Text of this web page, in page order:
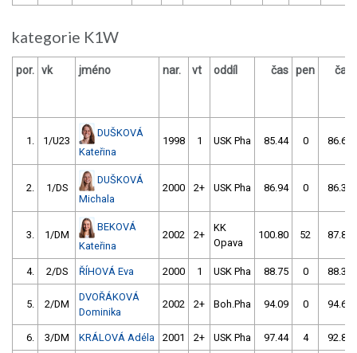
kategorie K1W
por. vk jméno nar. vt oddíl čas pen čas
1. 1/U23
DUŠKOVÁ
Kateřina
1998 1 USK Pha 85.44 0 86.61
2. 1/DS
DUŠKOVÁ
Michala
2000 2+ USK Pha 86.94 0 86.34
3. 1/DM
BEKOVÁ
Kateřina
2002 2+
KK
Opava
100.80 52 87.88
4. 2/DS ŘÍHOVÁ Eva 2000 1 USK Pha 88.75 0 88.31
5. 2/DM
DVOŘÁKOVÁ
Dominika
2002 2+ Boh.Pha 94.09 0 94.69
6. 3/DM KRÁLOVÁ Adéla 2001 2+ USK Pha 97.44 4 92.88